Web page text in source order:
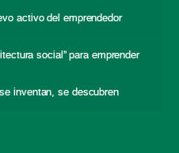
activo del emprendedor
social” para emprender
inventan, se descubren